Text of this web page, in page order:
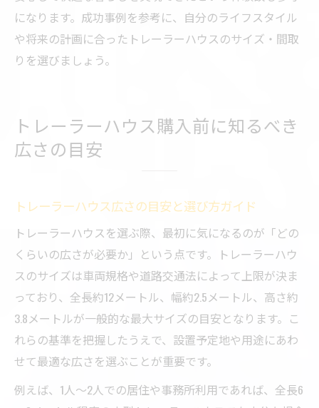
になります。成功事例を参考に、自分のライフスタイル
や将来の計画に合ったトレーラーハウスのサイズ・間取
りを選びましょう。
トレーラーハウス購入前に知るべき
広さの目安
トレーラーハウス広さの目安と選び方ガイド
トレーラーハウスを選ぶ際、最初に気になるのが「どの
くらいの広さが必要か」という点です。トレーラーハウ
スのサイズは車両規格や道路交通法によって上限が決ま
っており、全長約12メートル、幅約2.5メートル、高さ約
3.8メートルが一般的な最大サイズの目安となります。こ
れらの基準を把握したうえで、設置予定地や用途にあわ
せて最適な広さを選ぶことが重要です。
例えば、1人～2人での居住や事務所利用であれば、全長6